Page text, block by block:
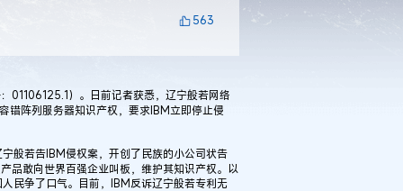
563
）。日前记者获悉，辽宁般若网络
错阵列服务器知识产权，要求IBM立即停止侵
若告IBM侵权案，开创了民族的小公司状告
品敢向世界百强企业叫板，维护其知识产权。以
民争了口气。目前，IBM反诉辽宁般若专利无